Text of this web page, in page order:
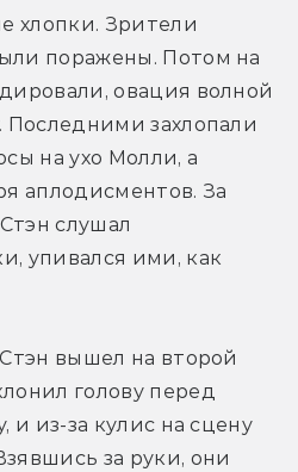
хлопки. Зрители
поражены. Потом на
овация волной
Последними захлопали
на ухо Молли, а
аплодисментов. За
слушал
упивался ими, как
Стэн вышел на второй
голову перед
и из-за кулис на сцену
за руки, они